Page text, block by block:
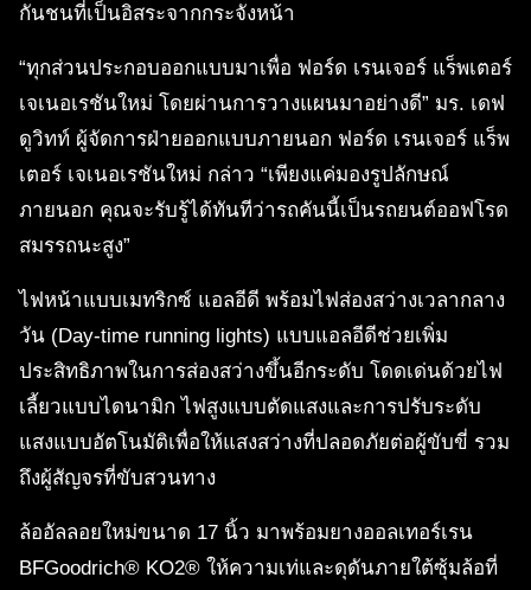
กันชนที่เป็นอิสระจากกระจังหน้า
“ทุกส่วนประกอบออกแบบมาเพื่อ ฟอร์ด เรนเจอร์ แร็พเตอร์
เจเนอเรชันใหม่ โดยผ่านการวางแผนมาอย่างดี” มร. เดฟ
ดูวิทท์ ผู้จัดการฝ่ายออกแบบภายนอก ฟอร์ด เรนเจอร์ แร็พ
เตอร์ เจเนอเรชันใหม่ กล่าว “เพียงแค่มองรูปลักษณ์
ภายนอก คุณจะรับรู้ได้ทันทีว่ารถคันนี้เป็นรถยนต์ออฟโรด
สมรรถนะสูง”
ไฟหน้าแบบเมทริกซ์ แอลอีดี พร้อมไฟส่องสว่างเวลากลาง
วัน (Day-time running lights) แบบแอลอีดีช่วยเพิ่ม
ประสิทธิภาพในการส่องสว่างขึ้นอีกระดับ โดดเด่นด้วยไฟ
เลี้ยวแบบไดนามิก ไฟสูงแบบตัดแสงและการปรับระดับ
แสงแบบอัตโนมัติเพื่อให้แสงสว่างที่ปลอดภัยต่อผู้ขับขี่ รวม
ถึงผู้สัญจรที่ขับสวนทาง
ล้ออัลลอยใหม่ขนาด 17 นิ้ว มาพร้อมยางออลเทอร์เรน
BFGoodrich® KO2® ให้ความเท่และดุดันภายใต้ซุ้มล้อที่